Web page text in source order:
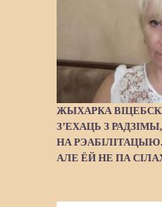
ЖЫХАРКА
З’ЕХАЦЬ З
НА
АЛЕ ЁЙ НЕ ПА